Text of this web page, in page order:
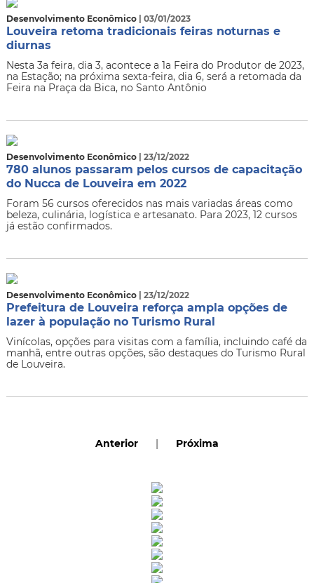
Desenvolvimento Econômico | 03/01/2023
Louveira retoma tradicionais feiras noturnas e
diurnas
Nesta 3a feira, dia 3, acontece a 1a Feira do Produtor de 2023,
na Estação; na próxima sexta-feira, dia 6, será a retomada da
Feira na Praça da Bica, no Santo Antônio
Desenvolvimento Econômico | 23/12/2022
780 alunos passaram pelos cursos de capacitação
do Nucca de Louveira em 2022
Foram 56 cursos oferecidos nas mais variadas áreas como
beleza, culinária, logística e artesanato. Para 2023, 12 cursos
já estão confirmados.
Desenvolvimento Econômico | 23/12/2022
Prefeitura de Louveira reforça ampla opções de
lazer à população no Turismo Rural
Vinícolas, opções para visitas com a família, incluindo café da
manhã, entre outras opções, são destaques do Turismo Rural
de Louveira.
Anterior | Próxima